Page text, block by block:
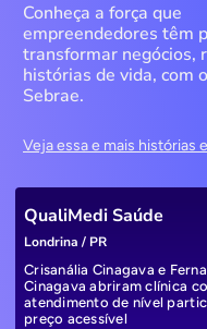
Conheça a força que
empreendedores têm
transformar negócios,
histórias de vida, com
Sebrae.
Veja essa e mais histórias
QualiMedi Saúde
Londrina / PR
Crisanália Cinagava e
Cinagava abriram clínica
atendimento de nível
preço acessível